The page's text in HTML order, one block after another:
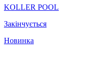
KOLLER POOL
Закінчується
Новинка